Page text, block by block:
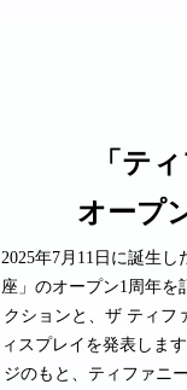
「テ
オープ
2025年7月11日に誕生
座」のオープン1周年を
クションと、ザ ティフ
ィスプレイを発表しま
ジのもと、ティファニ